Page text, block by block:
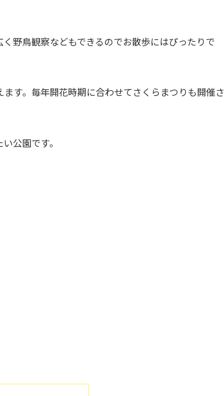
野鳥観察などもできるのでお散歩にはぴったりで
す。毎年開花時期に合わせてさくらまつりも開催さ
公園です。